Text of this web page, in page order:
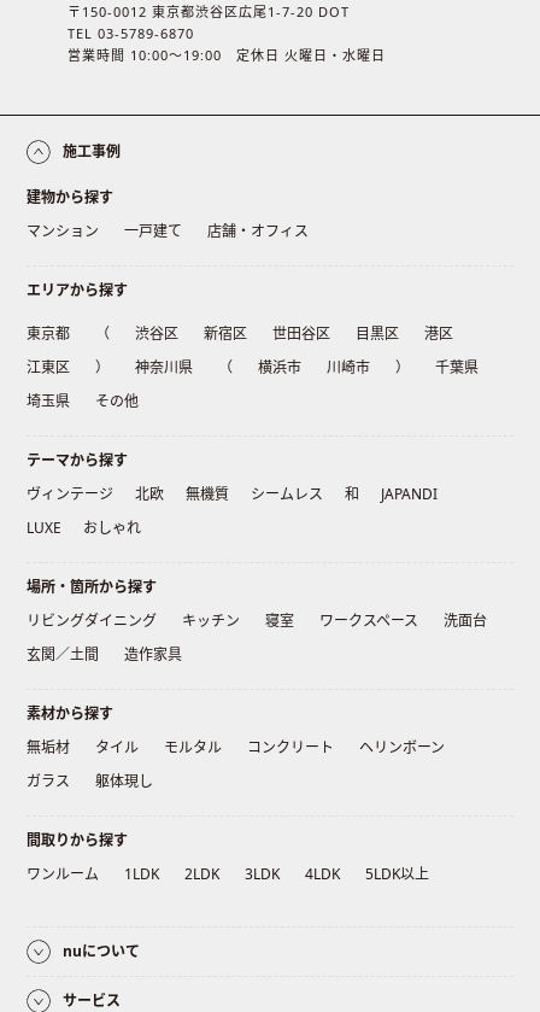
〒150-0012 東京都渋谷区広尾1-7-20 DOT
TEL 03-5789-6870
営業時間 10:00〜19:00 定休日 火曜日・水曜日
施工事例
建物から探す
マンション
一戸建て 店舗・オフィス
エリアから探す
東京都 （ 渋谷区 新宿区 世田谷区 目黒区
港区
江東区
） 神奈川県 （ 横浜市 川崎市 ）
千葉県
埼玉県
その他
テーマから探す
ヴィンテージ
北欧 無機質 シームレス 和
JAPANDI
LUXE
おしゃれ
場所・箇所から探す
リビングダイニング
キッチン 寝室 ワークスペース
洗面台
玄関／土間
造作家具
素材から探す
無垢材
タイル モルタル コンクリート
ヘリンボーン
ガラス
躯体現し
間取りから探す
ワンルーム
1LDK 2LDK 3LDK 4LDK 5LDK以上
nuについて
サービス